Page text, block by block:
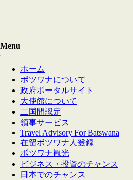
Menu
ホーム
ボツワナについて
政府ポータルサイト
大使館について
二国間認定
領事サービス
Travel Advisory For Batswana
在留ボツワナ人登録
ボツワナ観光
ビジネス・投資のチャンス
日本でのチャンス